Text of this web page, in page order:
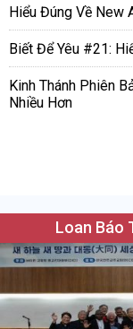
Hiểu Đúng Về New
Biết Để Yêu #21:
Kinh Thánh Phiên
Nhiều Hơn
Loan Báo